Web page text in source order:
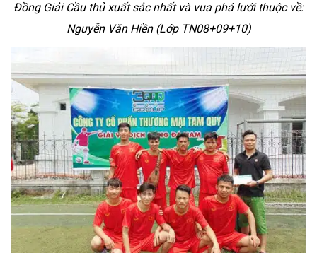
Đồng Giải Cầu thủ xuất sắc nhất và vua phá lưới thuộc về:
Nguyễn Văn Hiền (Lớp TN08+09+10)